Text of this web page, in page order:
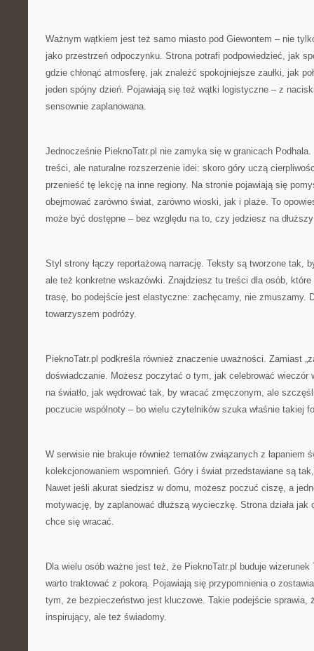
Ważnym wątkiem jest też samo miasto pod Giewontem – nie
jako przestrzeń odpoczynku. Strona potrafi podpowiedzieć, jak
gdzie chłonąć atmosferę, jak znaleźć spokojniejsze zaułki, jak
jeden spójny dzień. Pojawiają się też wątki logistyczne – z
sensownie zaplanowana.
Jednocześnie PieknoTatr.pl nie zamyka się w granicach Podhala.
treści, ale naturalne rozszerzenie idei: skoro góry uczą
przenieść tę lekcję na inne regiony. Na stronie pojawiają się
obejmować zarówno świat, zarówno wioski, jak i plaże. To
może być dostępne – bez względu na to, czy jedziesz na
Styl strony łączy reportażową narrację. Teksty są tworzone tak,
ale też konkretne wskazówki. Znajdziesz tu treści dla osób,
trasę, bo podejście jest elastyczne: zachęcamy, nie zmuszamy.
towarzyszem podróży.
PieknoTatr.pl podkreśla również znaczenie uważności. Zamiast
doświadczanie. Możesz poczytać o tym, jak celebrować wieczór
na światło, jak wędrować tak, by wracać zmęczonym, ale
poczucie wspólnoty – bo wielu czytelników szuka właśnie takiej
W serwisie nie brakuje również tematów związanych z łapaniem
kolekcjonowaniem wspomnień. Góry i świat przedstawiane są
Nawet jeśli akurat siedzisz w domu, możesz poczuć ciszę, a
motywację, by zaplanować dłuższą wycieczkę. Strona działa jak
chce się wracać.
Dla wielu osób ważne jest też, że PieknoTatr.pl buduje
warto traktować z pokorą. Pojawiają się przypomnienia o
tym, że bezpieczeństwo jest kluczowe. Takie podejście sprawia,
inspirujący, ale też świadomy.